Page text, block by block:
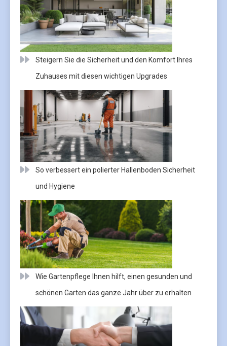
Steigern Sie die Sicherheit und den Komfort Ihres
Zuhauses mit diesen wichtigen Upgrades
So verbessert ein polierter Hallenboden Sicherheit
und Hygiene
Wie Gartenpflege Ihnen hilft, einen gesunden und
schönen Garten das ganze Jahr über zu erhalten